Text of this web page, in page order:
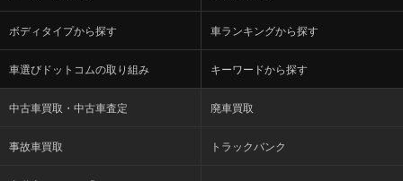
ボディタイプから探す 車ランキングから探す
車選びドットコムの取り組み キーワードから探す
中古車買取・中古車査定 廃車買取
事故車買取 トラックバンク